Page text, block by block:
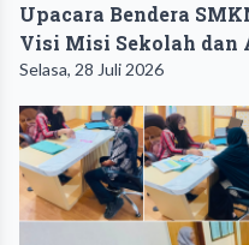
Upacara Bendera
Visi Misi Sekolah dan
Selasa, 28 Juli 2026